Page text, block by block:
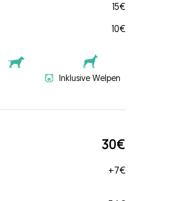
15€
10€
Inklusive Welpen
30€
+7€